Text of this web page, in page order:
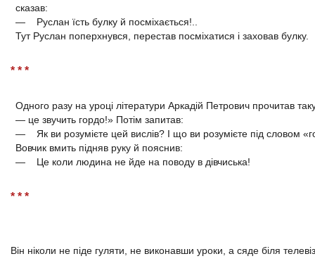
сказав:
— Руслан їсть булку й посміхається!..
Тут Руслан поперхнувся, перестав посміхатися і заховав булку.
* * *
Одного разу на уроці літератури Аркадій Петрович прочитав
— це звучить гордо!» Потім запитав:
— Як ви розумієте цей вислів? І що ви розумієте під словом
Вовчик вмить підняв руку й пояснив:
— Це коли людина не йде на поводу в дівчиська!
* * *
Він ніколи не піде гуляти, не виконавши уроки, а сяде біля